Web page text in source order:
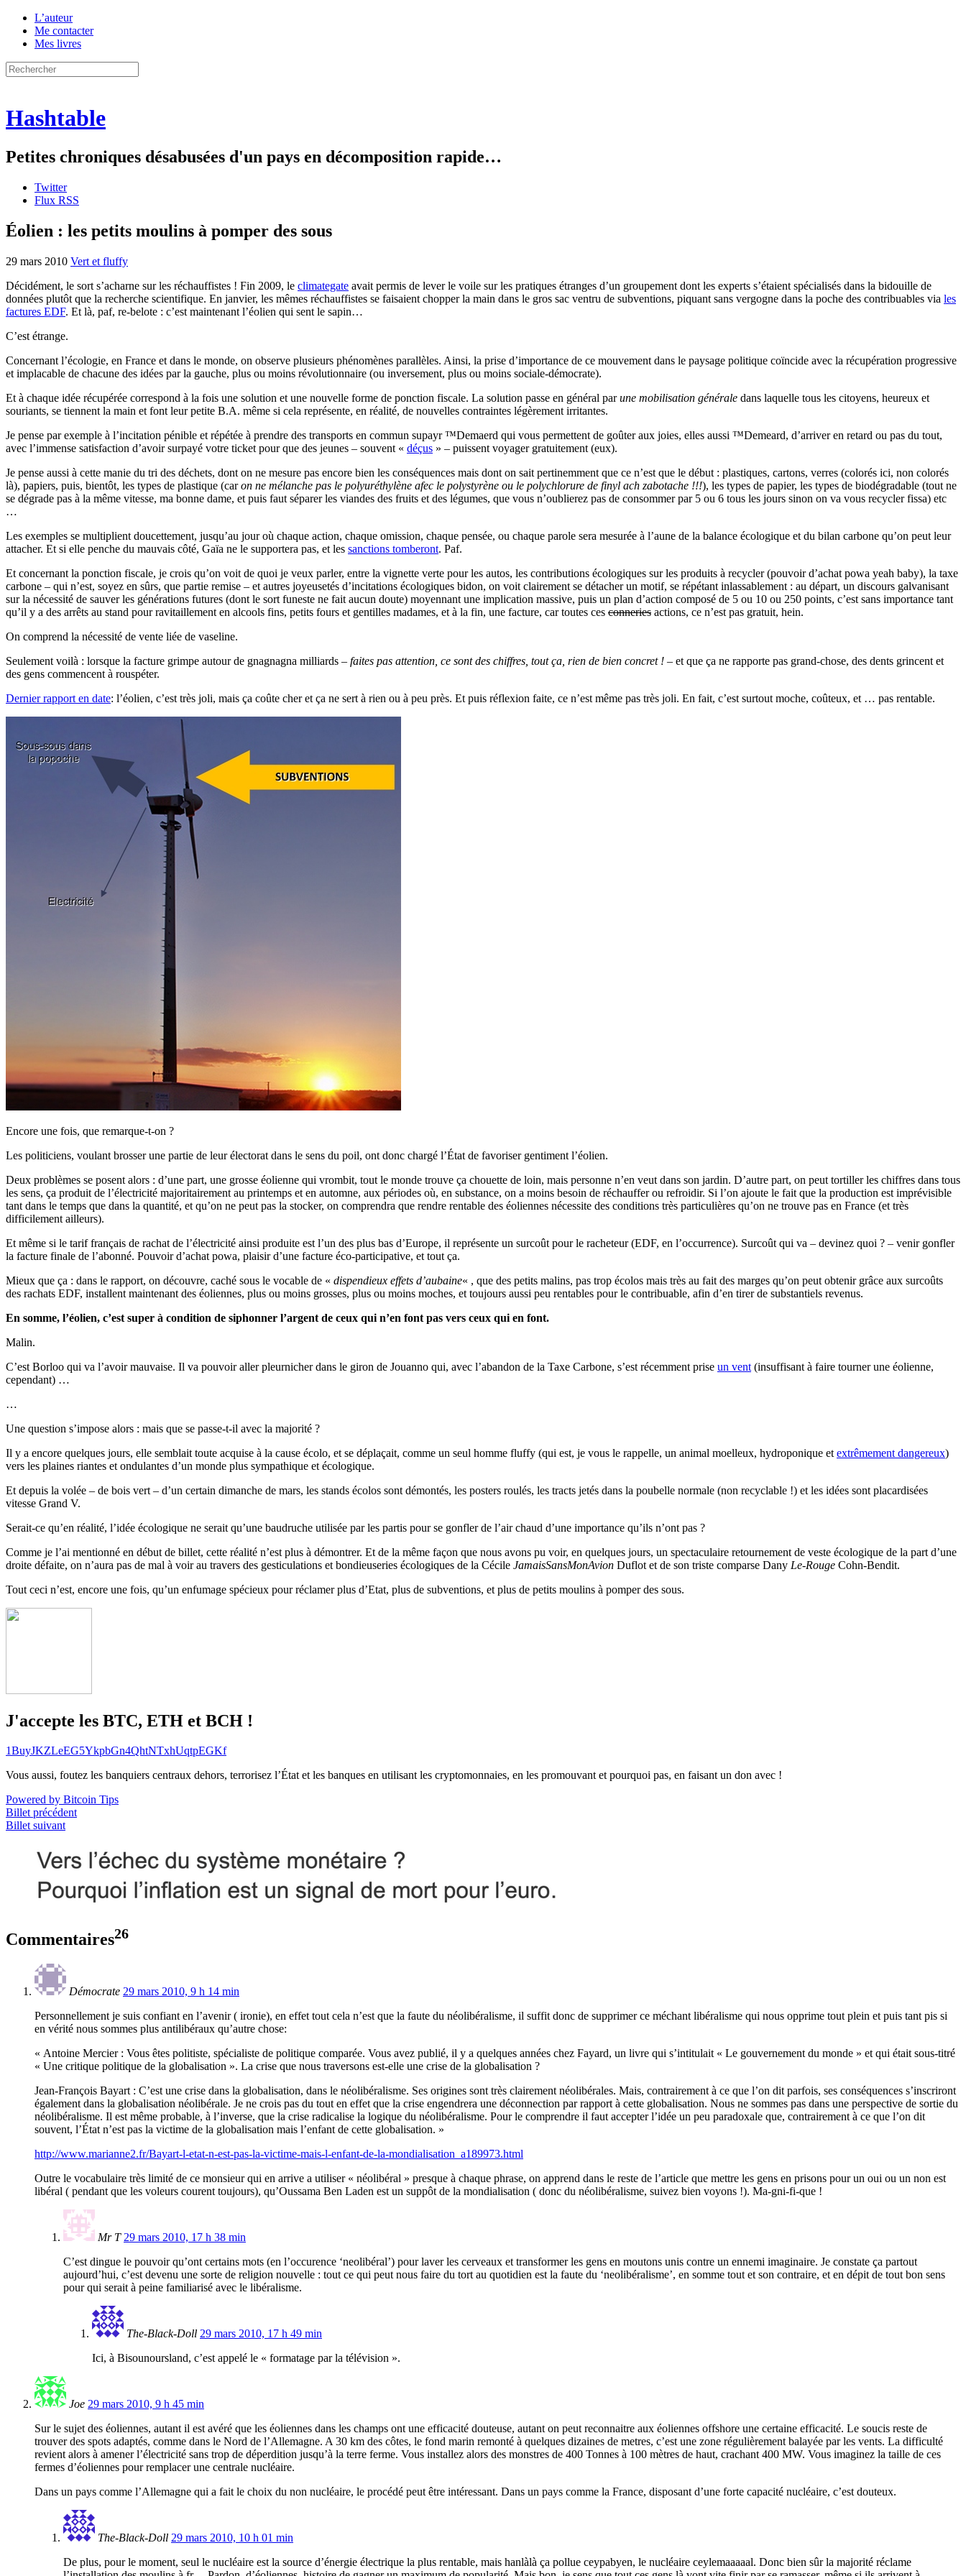
L’auteur
Me contacter
Mes livres
Hashtable
Petites chroniques désabusées d'un pays en décomposition rapide…
Twitter
Flux RSS
Éolien : les petits moulins à pomper des sous
29 mars 2010 Vert et fluffy
Décidément, le sort s’acharne sur les réchauffistes ! Fin 2009, le climategate avait permis de lever le voile sur les pratiques étranges d’un groupement dont les experts s’étaient spécialisés dans la bidouille de
données plutôt que la recherche scientifique. En janvier, les mêmes réchauffistes se faisaient chopper la main dans le gros sac ventru de subventions, piquant sans vergogne dans la poche des contribuables via les
factures EDF. Et là, paf, re-belote : c’est maintenant l’éolien qui sent le sapin…
C’est étrange.
Concernant l’écologie, en France et dans le monde, on observe plusieurs phénomènes parallèles. Ainsi, la prise d’importance de ce mouvement dans le paysage politique coïncide avec la récupération progressive
et implacable de chacune des idées par la gauche, plus ou moins révolutionnaire (ou inversement, plus ou moins sociale-démocrate).
Et à chaque idée récupérée correspond à la fois une solution et une nouvelle forme de ponction fiscale. La solution passe en général parune mobilisation générale dans laquelle tous les citoyens, heureux et
souriants, se tiennent la main et font leur petite B.A. même si cela représente, en réalité, de nouvelles contraintes légèrement irritantes.
Je pense par exemple à l’incitation pénible et répétée à prendre des transports en commun supayr ™Demaerd qui vous permettent de goûter aux joies, elles aussi ™Demeard, d’arriver en retard ou pas du tout,
avec l’immense satisfaction d’avoir surpayé votre ticket pour que des jeunes – souvent « déçus » – puissent voyager gratuitement (eux).
Je pense aussi à cette manie du tri des déchets, dont on ne mesure pas encore bien les conséquences mais dont on sait pertinemment que ce n’est que le début : plastiques, cartons, verres (colorés ici, non colorés
là), papiers, puis, bientôt, les types de plastique (caron ne mélanche pas le polyuréthylène afec le polystyrène ou le polychlorure de finyl ach zabotache !!!), les types de papier, les types de biodégradable (tout ne
se dégrade pas à la même vitesse, ma bonne dame, et puis faut séparer les viandes des fruits et des légumes, que vous n’oublierez pas de consommer par 5 ou 6 tous les jours sinon on va vous recycler fissa) etc
…
Les exemples se multiplient doucettement, jusqu’au jour où chaque action, chaque omission, chaque pensée, ou chaque parole sera mesurée à l’aune de la balance écologique et du bilan carbone qu’on peut leur
attacher. Et si elle penche du mauvais côté, Gaïa ne le supportera pas, et les sanctions tomberont. Paf.
Et concernant la ponction fiscale, je crois qu’on voit de quoi je veux parler, entre la vignette verte pour les autos, les contributions écologiques sur les produits à recycler (pouvoir d’achat powa yeah baby), la taxe
carbone – qui n’est, soyez en sûrs, que partie remise – et autres joyeusetés d’incitations écologiques bidon, on voit clairement se détacher un motif, se répétant inlassablement : au départ, un discours galvanisant
sur la nécessité de sauver les générations futures (dont le sort funeste ne fait aucun doute) moyennant une implication massive, puis un plan d’action composé de 5 ou 10 ou 250 points, c’est sans importance tant
qu’il y a des arrêts au stand pour ravitaillement en alcools fins, petits fours et gentilles madames, et à la fin, une facture, car toutes ces conneries actions, ce n’est pas gratuit, hein.
On comprend la nécessité de vente liée de vaseline.
Seulement voilà : lorsque la facture grimpe autour de gnagnagna milliards – faites pas attention, ce sont des chiffres, tout ça, rien de bien concret ! – et que ça ne rapporte pas grand-chose, des dents grincent et
des gens commencent à rouspéter.
Dernier rapport en date: l’éolien, c’est très joli, mais ça coûte cher et ça ne sert à rien ou à peu près. Et puis réflexion faite, ce n’est même pas très joli. En fait, c’est surtout moche, coûteux, et … pas rentable.
Encore une fois, que remarque-t-on ?
Les politiciens, voulant brosser une partie de leur électorat dans le sens du poil, ont donc chargé l’État de favoriser gentiment l’éolien.
Deux problèmes se posent alors : d’une part, une grosse éolienne qui vrombit, tout le monde trouve ça chouette de loin, mais personne n’en veut dans son jardin. D’autre part, on peut tortiller les chiffres dans tous
les sens, ça produit de l’électricité majoritairement au printemps et en automne, aux périodes où, en substance, on a moins besoin de réchauffer ou refroidir. Si l’on ajoute le fait que la production est imprévisible
tant dans le temps que dans la quantité, et qu’on ne peut pas la stocker, on comprendra que rendre rentable des éoliennes nécessite des conditions très particulières qu’on ne trouve pas en France (et très
difficilement ailleurs).
Et même si le tarif français de rachat de l’électricité ainsi produite est l’un des plus bas d’Europe, il représente un surcoût pour le racheteur (EDF, en l’occurrence). Surcoût qui va – devinez quoi ? – venir gonfler
la facture finale de l’abonné. Pouvoir d’achat powa, plaisir d’une facture éco-participative, et tout ça.
Mieux que ça : dans le rapport, on découvre, caché sous le vocable de « dispendieux effets d’aubaine« , que des petits malins, pas trop écolos mais très au fait des marges qu’on peut obtenir grâce aux surcoûts
des rachats EDF, installent maintenant des éoliennes, plus ou moins grosses, plus ou moins moches, et toujours aussi peu rentables pour le contribuable, afin d’en tirer de substantiels revenus.
En somme, l’éolien, c’est super à condition de siphonner l’argent de ceux qui n’en font pas vers ceux qui en font.
Malin.
C’est Borloo qui va l’avoir mauvaise. Il va pouvoir aller pleurnicher dans le giron de Jouanno qui, avec l’abandon de la Taxe Carbone, s’est récemment prise un vent (insuffisant à faire tourner une éolienne,
cependant) …
…
Une question s’impose alors : mais que se passe-t-il avec la majorité ?
Il y a encore quelques jours, elle semblait toute acquise à la cause écolo, et se déplaçait, comme un seul homme fluffy (qui est, je vous le rappelle, un animal moelleux, hydroponique et extrêmement dangereux)
vers les plaines riantes et ondulantes d’un monde plus sympathique et écologique.
Et depuis la volée – de bois vert – d’un certain dimanche de mars, les stands écolos sont démontés, les posters roulés, les tracts jetés dans la poubelle normale (non recyclable !) et les idées sont placardisées
vitesse Grand V.
Serait-ce qu’en réalité, l’idée écologique ne serait qu’une baudruche utilisée par les partis pour se gonfler de l’air chaud d’une importance qu’ils n’ont pas ?
Comme je l’ai mentionné en début de billet, cette réalité n’est plus à démontrer. Et de la même façon que nous avons pu voir, en quelques jours, un spectaculaire retournement de veste écologique de la part d’une
droite défaite, on n’aura pas de mal à voir au travers des gesticulations et bondieuseries écologiques de la Cécile JamaisSansMonAvion Duflot et de son triste comparse Dany Le-Rouge Cohn-Bendit.
Tout ceci n’est, encore une fois, qu’un enfumage spécieux pour réclamer plus d’Etat, plus de subventions, et plus de petits moulins à pomper des sous.
J'accepte les BTC, ETH et BCH !
1BuyJKZLeEG5YkpbGn4QhtNTxhUqtpEGKf
Vous aussi, foutez les banquiers centraux dehors, terrorisez l’État et les banques en utilisant les cryptomonnaies, en les promouvant et pourquoi pas, en faisant un don avec !
Powered by Bitcoin Tips
Billet précédent
Billet suivant
Commentaires26
Démocrate 29 mars 2010, 9 h 14 min
Personnellement je suis confiant en l’avenir ( ironie), en effet tout cela n’est que la faute du néolibéralisme, il suffit donc de supprimer ce méchant libéralisme qui nous opprime tout plein et puis tant pis si
en vérité nous sommes plus antilibéraux qu’autre chose:
« Antoine Mercier : Vous êtes politiste, spécialiste de politique comparée. Vous avez publié, il y a quelques années chez Fayard, un livre qui s’intitulait « Le gouvernement du monde » et qui était sous-titré
« Une critique politique de la globalisation ». La crise que nous traversons est-elle une crise de la globalisation ?
Jean-François Bayart : C’est une crise dans la globalisation, dans le néolibéralisme. Ses origines sont très clairement néolibérales. Mais, contrairement à ce que l’on dit parfois, ses conséquences s’inscriront
également dans la globalisation néolibérale. Je ne crois pas du tout en effet que la crise engendrera une déconnection par rapport à cette globalisation. Nous ne sommes pas dans une perspective de sortie du
néolibéralisme. Il est même probable, à l’inverse, que la crise radicalise la logique du néolibéralisme. Pour le comprendre il faut accepter l’idée un peu paradoxale que, contrairement à ce que l’on dit
souvent, l’État n’est pas la victime de la globalisation mais l’enfant de cette globalisation. »
http://www.marianne2.fr/Bayart-l-etat-n-est-pas-la-victime-mais-l-enfant-de-la-mondialisation_a189973.html
Outre le vocabulaire très limité de ce monsieur qui en arrive a utiliser « néolibéral » presque à chaque phrase, on apprend dans le reste de l’article que mettre les gens en prisons pour un oui ou un non est
libéral ( pendant que les voleurs courent toujours), qu’Oussama Ben Laden est un suppôt de la mondialisation ( donc du néolibéralisme, suivez bien voyons !). Ma-gni-fi-que !
Mr T 29 mars 2010, 17 h 38 min
C’est dingue le pouvoir qu’ont certains mots (en l’occurence ‘neolibéral’) pour laver les cerveaux et transformer les gens en moutons unis contre un ennemi imaginaire. Je constate ça partout
aujourd’hui, c’est devenu une sorte de religion nouvelle : tout ce qui peut nous faire du tort au quotidien est la faute du ‘neolibéralisme’, en somme tout et son contraire, et en dépit de tout bon sens
pour qui serait à peine familiarisé avec le libéralisme.
The-Black-Doll 29 mars 2010, 17 h 49 min
Ici, à Bisounoursland, c’est appelé le « formatage par la télévision ».
Joe 29 mars 2010, 9 h 45 min
Sur le sujet des éoliennes, autant il est avéré que les éoliennes dans les champs ont une efficacité douteuse, autant on peut reconnaitre aux éoliennes offshore une certaine efficacité. Le soucis reste de
trouver des spots adaptés, comme dans le Nord de l’Allemagne. A 30 km des côtes, le fond marin remonté à quelques dizaines de metres, c’est une zone régulièrement balayée par les vents. La difficulté
revient alors à amener l’électricité sans trop de déperdition jusqu’à la terre ferme. Vous installez alors des monstres de 400 Tonnes à 100 mètres de haut, crachant 400 MW. Vous imaginez la taille de ces
fermes d’éoliennes pour remplacer une centrale nucléaire.
Dans un pays comme l’Allemagne qui a fait le choix du non nucléaire, le procédé peut être intéressant. Dans un pays comme la France, disposant d’une forte capacité nucléaire, c’est douteux.
The-Black-Doll 29 mars 2010, 10 h 01 min
De plus, pour le moment, seul le nucléaire est la source d’énergie électrique la plus rentable, mais hanlàlà ça pollue ceypabyen, le nucléaire ceylemaaaaal. Donc bien sûr la majorité réclame